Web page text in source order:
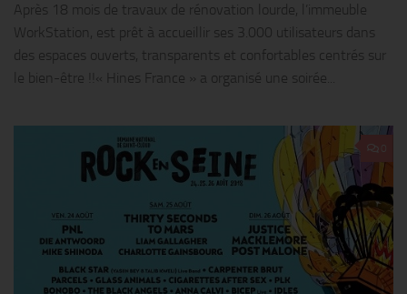
Après 18 mois de travaux de rénovation lourde, l’immeuble
WorkStation, est prêt à accueillir ses 3.000 utilisateurs dans
des espaces ouverts, transparents et confortables centrés sur
le bien-être !!« Hines France » a organisé une soirée...